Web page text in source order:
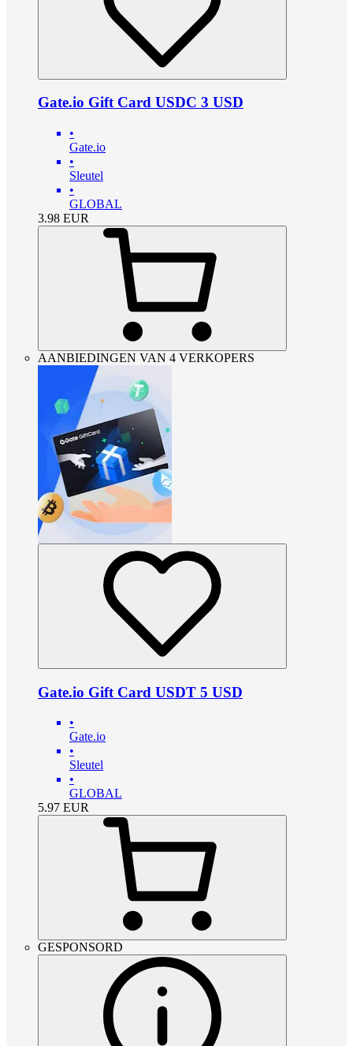
Gate.io Gift Card USDC 3 USD
•
Gate.io
•
Sleutel
•
GLOBAL
3.98 EUR
AANBIEDINGEN VAN 4 VERKOPERS
Gate.io Gift Card USDT 5 USD
•
Gate.io
•
Sleutel
•
GLOBAL
5.97 EUR
GESPONSORD